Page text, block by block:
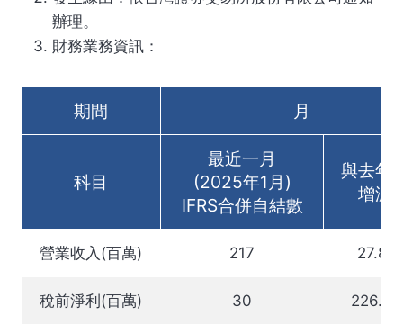
辦理。
財務業務資訊：
期間 月
科目
最近一月
(2025年1月)
IFRS合併自結數
與去年
增減
營業收入(百萬) 217
稅前淨利(百萬) 30